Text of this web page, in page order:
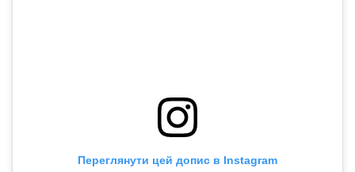
Переглянути цей допис в Instagram